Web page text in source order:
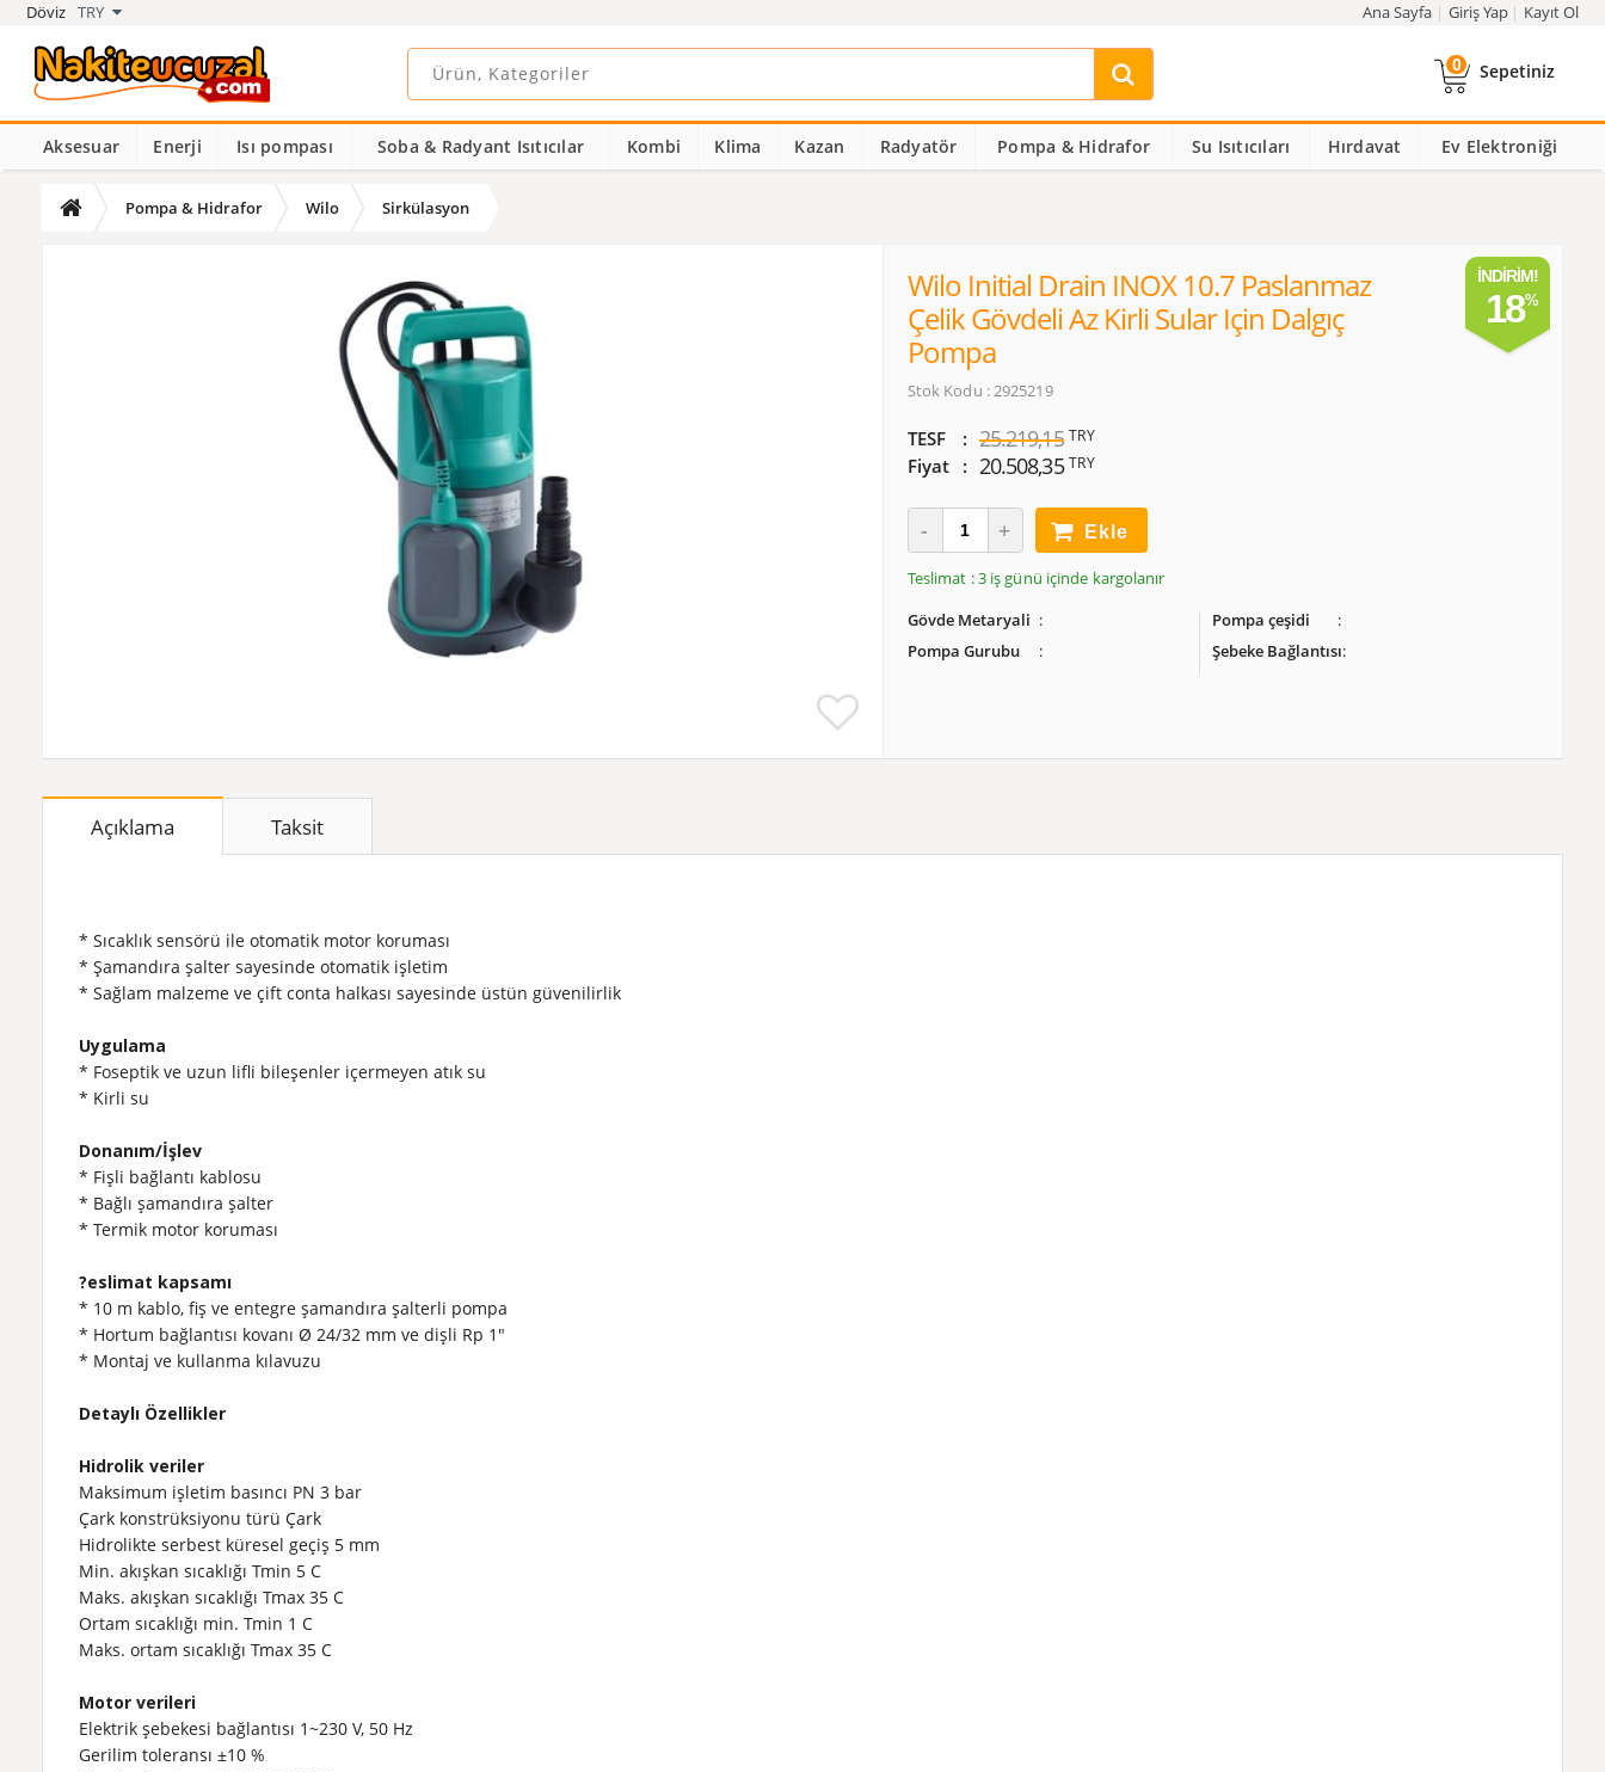
Döviz TRY Ana Sayfa Giriş Yap Kayıt Ol
0 Sepetiniz
Aksesuar Enerji Isı pompası Soba & Radyant Isıtıcılar Kombi Klima Kazan Radyatör Pompa & Hidrafor Su Isıtıcıları Hırdavat Ev Elektroniği
Pompa & Hidrafor Wilo Sirkülasyon
Wilo Initial Drain INOX 10.7 Paslanmaz
Çelik Gövdeli Az Kirli Sular Için Dalgıç
Pompa
Stok Kodu : 2925219
TESF 25.219,15 TRY
Fiyat 20.508,35 TRY
Ekle
Teslimat : 3 iş günü içinde kargolanır
Gövde Metaryali
Pompa çeşidi
Pompa Gurubu
Şebeke Bağlantısı
İNDIRIM!
18
Açıklama Taksit
* Sıcaklık sensörü ile otomatik motor koruması
* Şamandıra şalter sayesinde otomatik işletim
* Sağlam malzeme ve çift conta halkası sayesinde üstün güvenilirlik
Uygulama
* Foseptik ve uzun lifli bileşenler içermeyen atık su
* Kirli su
Donanım/İşlev
* Fişli bağlantı kablosu
* Bağlı şamandıra şalter
* Termik motor koruması
?eslimat kapsamı
* 10 m kablo, fiş ve entegre şamandıra şalterli pompa
* Hortum bağlantısı kovanı Ø 24/32 mm ve dişli Rp 1"
* Montaj ve kullanma kılavuzu
Detaylı Özellikler
Hidrolik veriler
Maksimum işletim basıncı PN 3 bar
Çark konstrüksiyonu türü Çark
Hidrolikte serbest küresel geçiş 5 mm
Min. akışkan sıcaklığı Tmin 5 C
Maks. akışkan sıcaklığı Tmax 35 C
Ortam sıcaklığı min. Tmin 1 C
Maks. ortam sıcaklığı Tmax 35 C
Motor verileri
Elektrik şebekesi bağlantısı 1~230 V, 50 Hz
Gerilim toleransı ±10 %